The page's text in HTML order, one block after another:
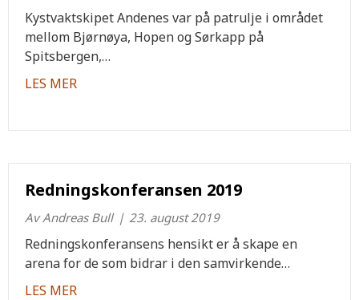
Kystvaktskipet Andenes var på patrulje i området
mellom Bjørnøya, Hopen og Sørkapp på
Spitsbergen,…
LES MERabout Redningstjenesten leverer!
Redningskonferansen 2019
AvAndreas Bull | 23. august 2019
Redningskonferansens hensikt er å skape en
arena for de som bidrar i den samvirkende…
LES MERabout Redningskonferansen 2019